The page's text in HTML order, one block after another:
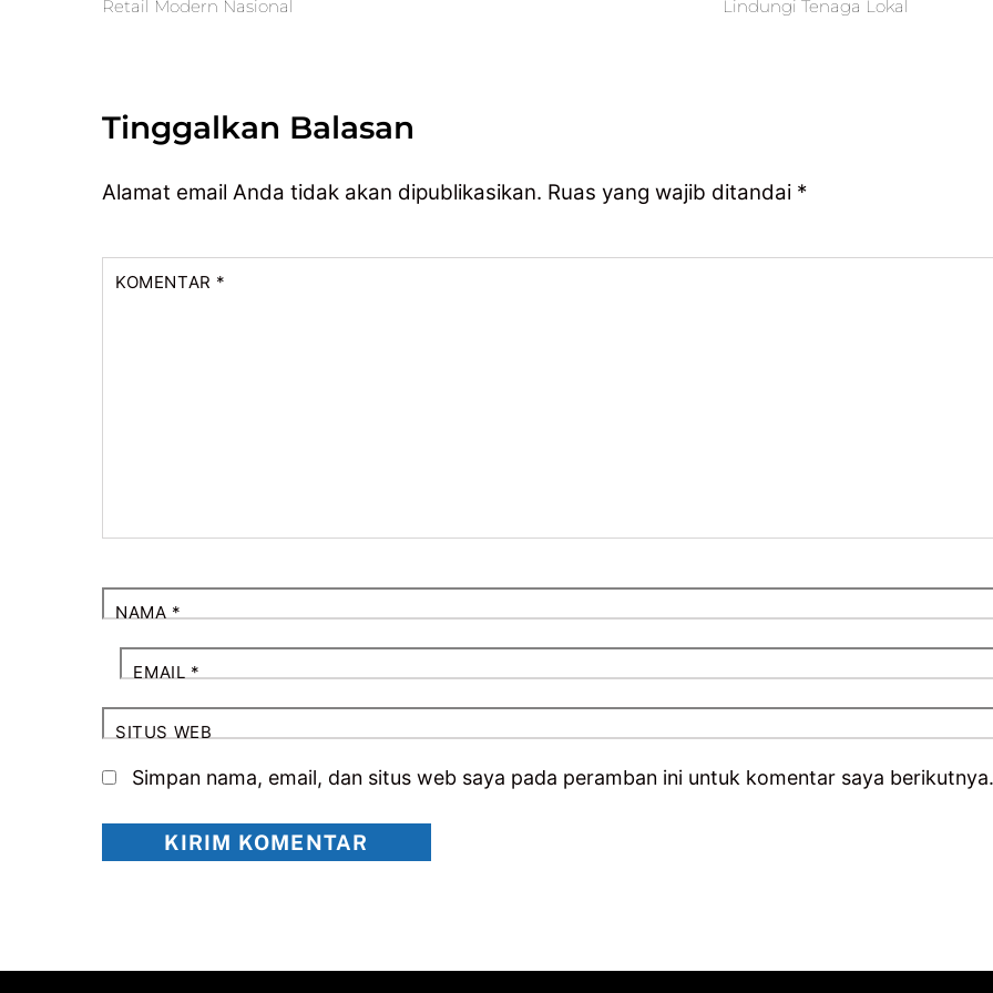
Retail Modern Nasional
Lindungi Tenaga Lokal
Tinggalkan Balasan
Alamat email Anda tidak akan dipublikasikan. Ruas yang wajib ditandai *
KOMENTAR *
NAMA*
EMAIL*
SITUS WEB
Simpan nama, email, dan situs web saya pada peramban ini untuk komentar saya